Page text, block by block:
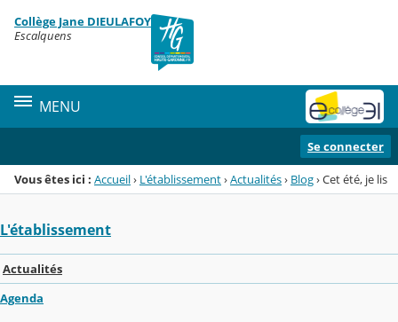
Menu de la rubrique
Contenu
Collège Jane DIEULAFOY
Escalquens
MENU
Se connecter
Vous êtes ici : Accueil› L'établissement›Actualités› Blog›Cet été, je lis
L'établissement
Actualités
Agenda